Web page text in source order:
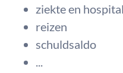
ziekte en
reizen
schuldsaldo
...